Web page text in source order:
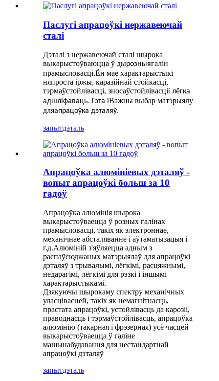
Паслугі апрацоўкі нержавеючай
сталі
Дэталі з нержавеючай сталі шырока
выкарыстоўваюцца ў дырозныягалін
прамысловасці.Ён мае характарыстыкі
няпроста іржы, каразійнай стойкасці,
тэрмаўстойлівасці, зносаўстойлівасціі лёгка
адшліфаваць. Гэта iВажны выбар матэрыялу
дляапрацоўка дэталяў.
запытдэталь
Апрацоўка алюмініевых дэталяў -
вопыт апрацоўкі больш за 10
гадоў
Апрацоўка алюмінія шырока
выкарыстоўваецца ў розных галінах
прамысловасці, такіх як электроннае,
механічнае абсталяванне і аўтаматызацыя і
г.д.Алюміній з'яўляецца адным з
распаўсюджаных матэрыялаў для апрацоўкі
дэталяў з трывалымі, лёгкімі, расцяжнымі,
недарагімі, лёгкімі для рэзкі і іншымі
характарыстыкамі.
Дзякуючы шырокаму спектру механічных
уласцівасцей, такіх як немагнітнасць,
прастата апрацоўкі, устойлівасць да карозіі,
праводнасць і тэрмаўстойлівасць, апрацоўка
алюмінію (такарная і фрэзерная) усё часцей
выкарыстоўваецца ў галіне
машынабудавання для нестандартнай
апрацоўкі дэталяў
запытдэталь